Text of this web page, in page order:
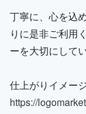
丁寧に、心を込
りに是非ご利用
ーを大切にして
仕上がりイメー
https://